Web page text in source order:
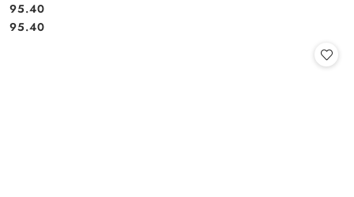
Cena:
95.40
Cena:
95.40